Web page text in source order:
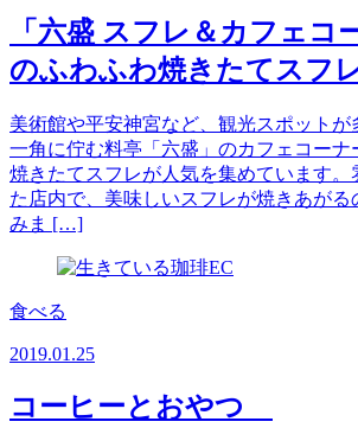
「六盛 スフレ＆カフェコ
のふわふわ焼きたてスフ
美術館や平安神宮など、観光スポット
一角に佇む料亭「六盛」のカフェコーナ
焼きたてスフレが人気を集めています。
た店内で、美味しいスフレが焼きあがる
みま […]
食べる
2019.01.25
コーヒーとおやつ